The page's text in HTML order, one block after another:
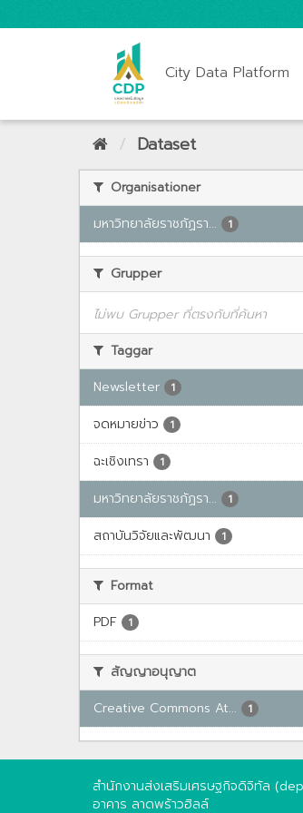
City Data Platform
Dataset
Organisationer
มหาวิทยาลัยราชภัฏรา...
1
Grupper
ไม่พบ Grupper ที่ตรงกับที่ค้นหา
Taggar
Newsletter
1
จดหมายข่าว 1
ฉะเชิงเทรา 1
มหาวิทยาลัยราชภัฏรา... 1
สถาบันวิจัยและพัฒนา 1
Format
PDF
1
สัญญาอนุญาต
Creative Commons At...
1
สำนักงานส่งเสริมเศรษฐกิจดิจิทัล
อาคาร ลาดพร้าวฮิลล์